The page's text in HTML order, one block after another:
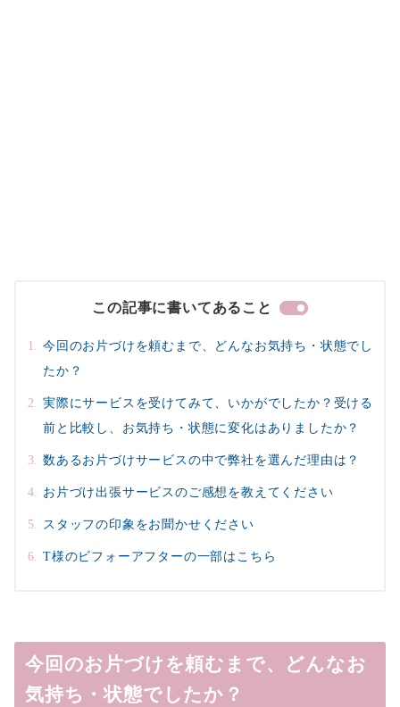
この記事に書いてあること
今回のお片づけを頼むまで、どんなお気持ち・状態でし
たか？
実際にサービスを受けてみて、いかがでしたか？受ける
前と比較し、お気持ち・状態に変化はありましたか？
数あるお片づけサービスの中で弊社を選んだ理由は？
お片づけ出張サービスのご感想を教えてください
スタッフの印象をお聞かせください
T様のビフォーアフターの一部はこちら
今回のお片づけを頼むまで、どんなお
気持ち・状態でしたか？